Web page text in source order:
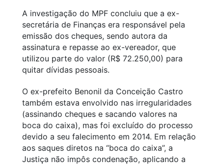
A investigação do MPF concluiu que a ex-
secretária de Finanças era responsável pela
emissão dos cheques, sendo autora da
assinatura e repasse ao ex-vereador, que
utilizou parte do valor (R$ 72.250,00) para
quitar dívidas pessoais.
O ex-prefeito Benonil da Conceição Castro
também estava envolvido nas irregularidades
(assinando cheques e sacando valores na
boca do caixa), mas foi excluído do processo
devido a seu falecimento em 2014. Em relação
aos saques diretos na “boca do caixa”, a
Justiça não impôs condenação, aplicando a